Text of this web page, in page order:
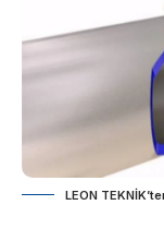
LEON